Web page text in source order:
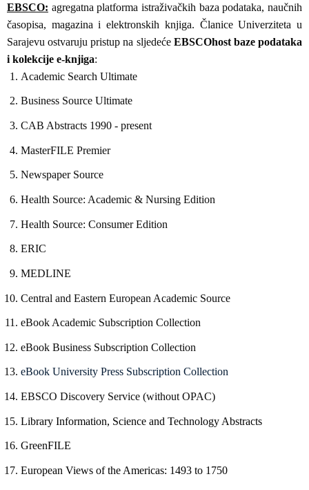
EBSCO: agregatna platforma istraživačkih baza podataka, naučnih
časopisa, magazina i elektronskih knjiga. Članice Univerziteta u
Sarajevu ostvaruju pristup na sljedeće EBSCOhost baze podataka
i kolekcije e-knjiga:
Academic Search Ultimate
Business Source Ultimate
CAB Abstracts 1990 - present
MasterFILE Premier
Newspaper Source
Health Source: Academic & Nursing Edition
Health Source: Consumer Edition
ERIC
MEDLINE
Central and Eastern European Academic Source
eBook Academic Subscription Collection
eBook Business Subscription Collection
eBook University Press Subscription Collection
EBSCO Discovery Service (without OPAC)
Library Information, Science and Technology Abstracts
GreenFILE
European Views of the Americas: 1493 to 1750